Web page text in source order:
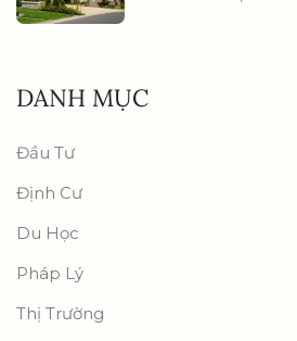
DANH MỤC
Đầu Tư
Định Cư
Du Học
Pháp Lý
Thị Trường